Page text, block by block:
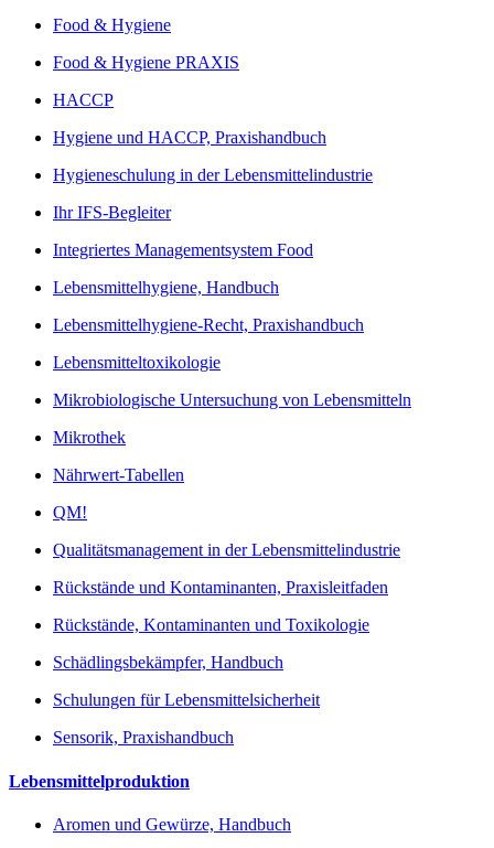
Food & Hygiene
Food & Hygiene PRAXIS
HACCP
Hygiene und HACCP, Praxishandbuch
Hygieneschulung in der Lebensmittelindustrie
Ihr IFS-Begleiter
Integriertes Managementsystem Food
Lebensmittelhygiene, Handbuch
Lebensmittelhygiene-Recht, Praxishandbuch
Lebensmitteltoxikologie
Mikrobiologische Untersuchung von Lebensmitteln
Mikrothek
Nährwert-Tabellen
QM!
Qualitätsmanagement in der Lebensmittelindustrie
Rückstände und Kontaminanten, Praxisleitfaden
Rückstände, Kontaminanten und Toxikologie
Schädlingsbekämpfer, Handbuch
Schulungen für Lebensmittelsicherheit
Sensorik, Praxishandbuch
Lebensmittelproduktion
Aromen und Gewürze, Handbuch